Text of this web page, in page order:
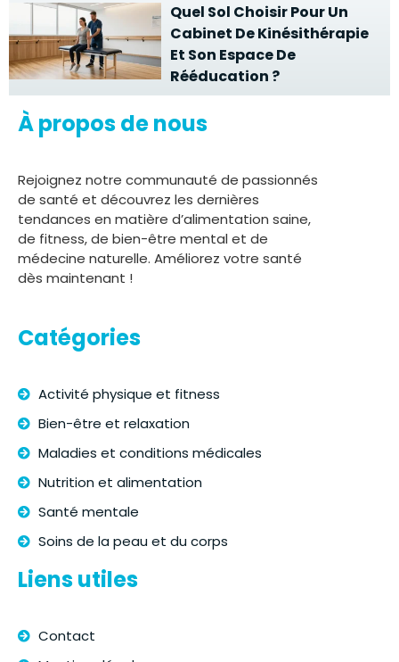
Quel Sol Choisir Pour Un
Cabinet De Kinésithérapie
Et Son Espace De
Rééducation ?
À propos de nous
Rejoignez notre communauté de passionnés
de santé et découvrez les dernières
tendances en matière d’alimentation saine,
de fitness, de bien-être mental et de
médecine naturelle. Améliorez votre santé
dès maintenant !
Catégories
Activité physique et fitness
Bien-être et relaxation
Maladies et conditions médicales
Nutrition et alimentation
Santé mentale
Soins de la peau et du corps
Liens utiles
Contact